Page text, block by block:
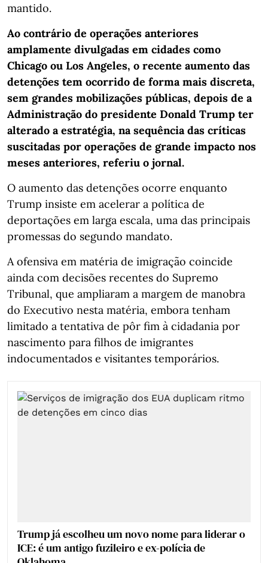
mantido.
Ao contrário de operações anteriores
amplamente divulgadas em cidades como
Chicago ou Los Angeles, o recente aumento das
detenções tem ocorrido de forma mais discreta,
sem grandes mobilizações públicas, depois de a
Administração do presidente Donald Trump ter
alterado a estratégia, na sequência das críticas
suscitadas por operações de grande impacto nos
meses anteriores, referiu o jornal.
O aumento das detenções ocorre enquanto
Trump insiste em acelerar a política de
deportações em larga escala, uma das principais
promessas do segundo mandato.
A ofensiva em matéria de imigração coincide
ainda com decisões recentes do Supremo
Tribunal, que ampliaram a margem de manobra
do Executivo nesta matéria, embora tenham
limitado a tentativa de pôr fim à cidadania por
nascimento para filhos de imigrantes
indocumentados e visitantes temporários.
Trump já escolheu um novo nome para liderar o
ICE: é um antigo fuzileiro e ex-polícia de